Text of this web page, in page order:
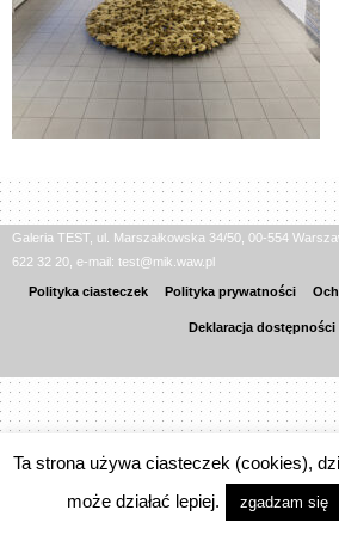
Galeria TEST, ul. Marszałkowska 34/50, 00-554
622 32 20, e-mail: test@mik.waw.pl
Polityka ciasteczek Polityka prywatności
Deklaracja dostępności
Ta strona używa ciasteczek (cookies),
może działać lepiej.
zgadzam się